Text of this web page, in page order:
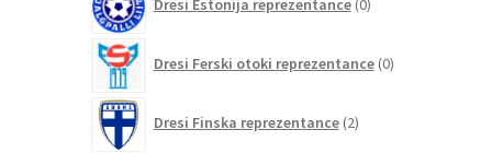
Dresi Estonija reprezentance 0izdelkov
Dresi Ferski otoki reprezentance 0izdelkov
Dresi Finska reprezentance 2izdelka